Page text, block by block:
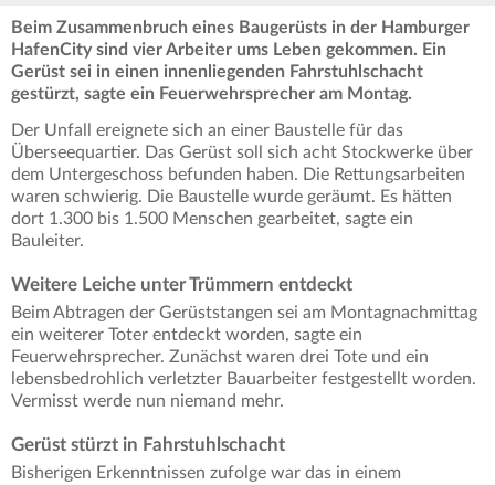
Beim Zusammenbruch eines Baugerüsts in der Hamburger
HafenCity sind vier Arbeiter ums Leben gekommen. Ein
Gerüst sei in einen innenliegenden Fahrstuhlschacht
gestürzt, sagte ein Feuerwehrsprecher am Montag.
Der Unfall ereignete sich an einer Baustelle für das
Überseequartier. Das Gerüst soll sich acht Stockwerke über
dem Untergeschoss befunden haben. Die Rettungsarbeiten
waren schwierig. Die Baustelle wurde geräumt. Es hätten
dort 1.300 bis 1.500 Menschen gearbeitet, sagte ein
Bauleiter.
Weitere Leiche unter Trümmern entdeckt
Beim Abtragen der Gerüststangen sei am Montagnachmittag
ein weiterer Toter entdeckt worden, sagte ein
Feuerwehrsprecher. Zunächst waren drei Tote und ein
lebensbedrohlich verletzter Bauarbeiter festgestellt worden.
Vermisst werde nun niemand mehr.
Gerüst stürzt in Fahrstuhlschacht
Bisherigen Erkenntnissen zufolge war das in einem